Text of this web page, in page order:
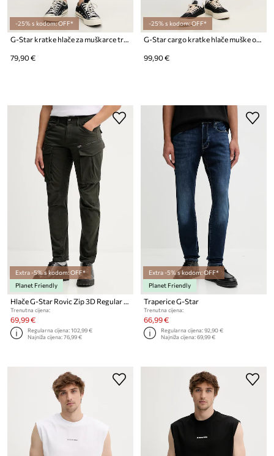
-25% s kodom: OFF*
G-Star kratke hlače za muškarce traperaste Mosa
79,90 €
-25% s kodom: OFF*
G-Star cargo kratke hlače muške od pamuka s elastanom Rovic zip regular
99,90 €
Extra -5% s kodom: OFF*
Planet Friendly
Trenutna cijena:
69,99 €
Regularna cijena:102,99 €
Najniža cijena:76,99 €
Extra -5% s kodom: OFF*
Planet Friendly
Traperice G-Star
Trenutna cijena:
66,99 €
Regularna cijena:92,90 €
Najniža cijena:69,99 €